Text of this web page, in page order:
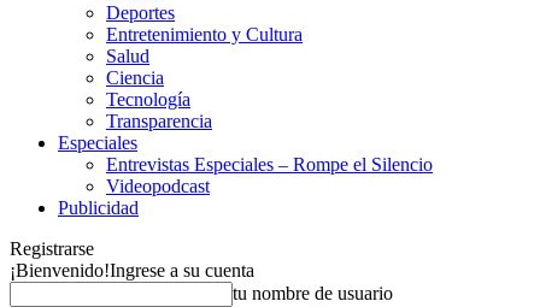
Deportes
Entretenimiento y Cultura
Salud
Ciencia
Tecnología
Transparencia
Especiales
Entrevistas Especiales – Rompe el Silencio
Videopodcast
Publicidad
Registrarse
¡Bienvenido!Ingrese a su cuenta
tu nombre de usuario